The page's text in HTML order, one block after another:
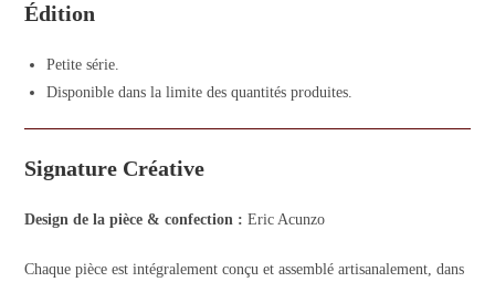
Édition
Petite série.
Disponible dans la limite des quantités produites.
Signature Créative
Design de la pièce & confection : Eric Acunzo
Chaque pièce est intégralement conçu et assemblé artisanalement, dans